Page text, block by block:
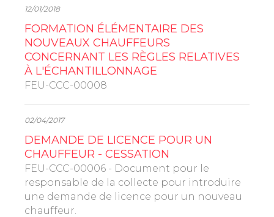
12/01/2018
FORMATION ÉLÉMENTAIRE DES
NOUVEAUX CHAUFFEURS
CONCERNANT LES RÈGLES RELATIVES
À L'ÉCHANTILLONNAGE
FEU-CCC-00008
02/04/2017
DEMANDE DE LICENCE POUR UN
CHAUFFEUR - CESSATION
FEU-CCC-00006 - Document pour le
responsable de la collecte pour introduire
une demande de licence pour un nouveau
chauffeur.